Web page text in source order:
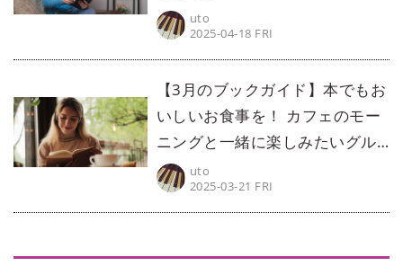
uto
2025-04-18 FRI
【3月のブックガイド】本でもお
いしいお食事を！ カフェのモー
ニングと一緒に楽しみたいグル
メ小説5選
uto
2025-03-21 FRI